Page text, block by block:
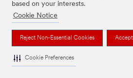
based on your interests.
Cookie Notice
Reject Non-Essential Cookies
Cookie Preferences